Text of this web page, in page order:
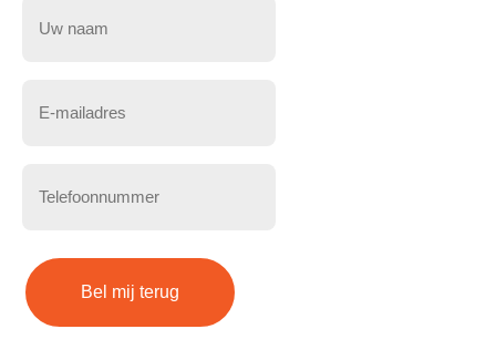
Uw
Telefoonnummer